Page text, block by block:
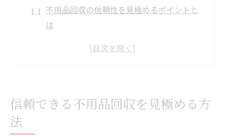
不用品回収の信頼性を見極めるポイントと
は
不用品回収業者の安全な選び方と注意点
信頼できる不用品回収業者の見分け方
信頼できる不用品回収を見極める方
法